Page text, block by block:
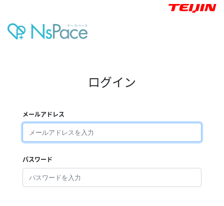
ログイン
メールアドレス
パスワード